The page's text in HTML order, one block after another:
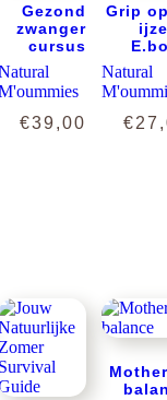
Gezond
zwanger
cursus
€39,00
Grip
Natural
€